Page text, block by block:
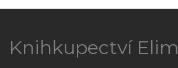
Knihkupectví Elim